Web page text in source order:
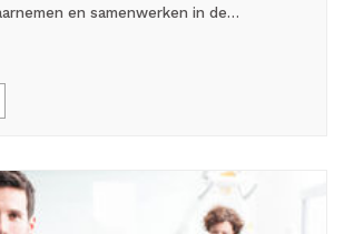
en samenwerken in de…